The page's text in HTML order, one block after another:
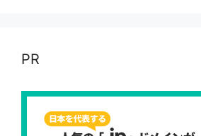
PR